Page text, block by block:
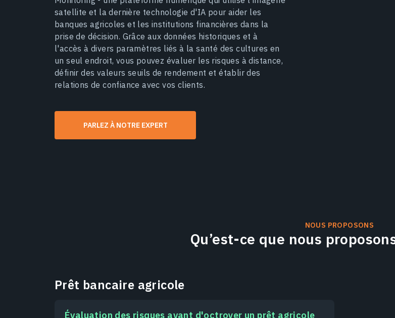
satellite et la dernière technologie d'IA pour aider les
banques agricoles et les institutions financières dans la
prise de décision. Grâce aux données historiques et à
l'accès à divers paramètres liés à la santé des cultures en
un seul endroit, vous pouvez évaluer les risques à distance,
définir des valeurs seuils de rendement et établir des
relations de confiance avec vos clients.
PARLEZ À NOTRE EXPERT
NOUS PROPOSONS
Qu’est-ce que nous
Prêt bancaire agricole
Évaluation des risques avant d'octroyer un prêt agricole